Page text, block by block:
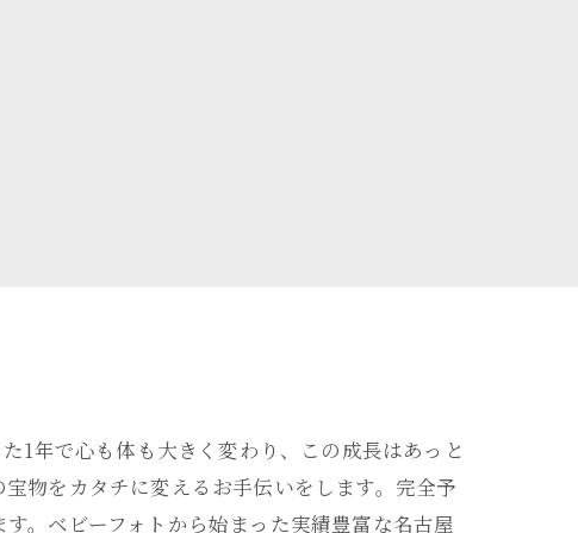
1年で心も体も大きく変わり、この成長はあっと
物をカタチに変えるお手伝いをします。完全予
。ベビーフォトから始まった実績豊富な名古屋